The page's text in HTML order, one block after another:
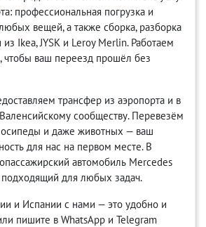
профессиональная погрузка и
вещей, а также сборка, разборка
Ikea, JYSK и Leroy Merlin. Работаем
чтобы ваш переезд прошёл без
трансфер из аэропорта и в
сообществу. Перевезём
и даже животных — ваш
для нас на первом месте. В
автомобиль Mercedes
для любых задач.
и Испании с нами — это удобно и
пишите в WhatsApp и Telegram